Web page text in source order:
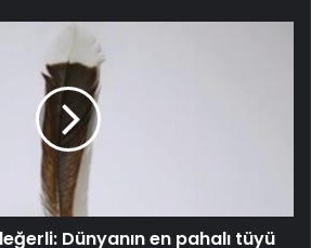
Dünyanın en pahalı tüyü